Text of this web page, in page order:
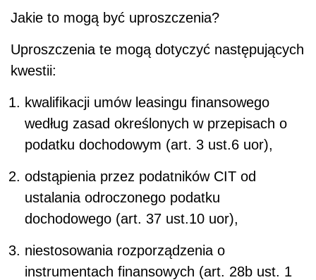
Jakie to mogą być uproszczenia?
Uproszczenia te mogą dotyczyć następujących
kwestii:
kwalifikacji umów leasingu finansowego
według zasad określonych w przepisach o
podatku dochodowym (art. 3 ust.6 uor),
odstąpienia przez podatników CIT od
ustalania odroczonego podatku
dochodowego (art. 37 ust.10 uor),
niestosowania rozporządzenia o
instrumentach finansowych (art. 28b ust. 1